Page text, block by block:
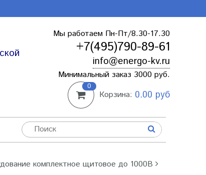
Мы работаем Пн-Пт/8.30-17.30
+7(495)790-89-61
info@energo-kv.ru
Минимальный заказ 3000 руб.
0
Корзина: 0.00 руб
комплектное щитовое до 1000В